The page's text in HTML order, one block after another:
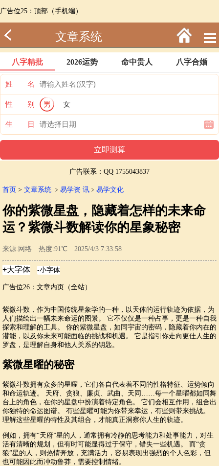
广告位25：顶部（手机端）
文章系统
八字精批 2026运势 命中贵人 八字合婚
姓 名
性 别 男 女
生 日
广告联系：QQ 1755043837
首页 > 文章系统 ﹥ 易学资 讯 ﹥ 易学文化
你的紫微星盘，隐藏着怎样的未来命
运？紫微斗数解读你的星象秘密
来源:网络 热度:91℃ 2025/4/3 7:33:58
广告位26：文章内页（全站）
紫微斗数，作为中国传统星象学的一种，以天体的运行轨迹为依据，为
人们描绘出一幅未来命运的图景。 它不仅仅是一种占事，更是一种自我
探索和理解的工具。 你的紫微星盘，如同宇宙的密码，隐藏着你内在的
潜能，以及你未来可能面临的挑战和机遇。 它是指引你走向更佳人生的
罗盘，是理解自身和他人关系的钥匙。
紫微星曜的秘密
紫微斗数拥有众多的星曜，它们各自代表着不同的性格特征、运势倾向
和命运轨迹。 天府、贪狼、廉贞、武曲、天同……每一个星曜都如同舞
台上的角色，在你的星盘中扮演着特定角色。 它们会相互作用，组合出
你独特的命运图谱。 有些星曜可能为你带来幸运，有些则带来挑战。
理解这些星曜的特性及其组合，才能真正洞察你人生的轨迹。
例如，拥有“天府”星的人，通常拥有冷静的思考能力和处事能力，对生
活有清晰的规划，但有时可能显得过于保守，错失一些机遇。 而“贪
狼”星的人，则热情奔放，充满活力，容易表现出强烈的个人色彩，但
也可能因此而冲动鲁莽，需要控制情绪。